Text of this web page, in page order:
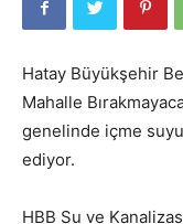
Hatay Büyükşehir
Mahalle
genelinde içme
ediyor.
HBB Su ve